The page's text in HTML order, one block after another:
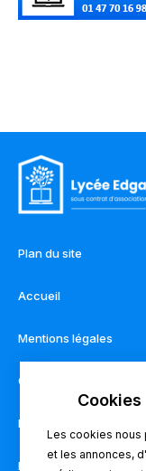
Plan du site
Accueil
Mentions légales
Contact
Règlement intérieur
Pronote
Les cookies nous
et les annonces,